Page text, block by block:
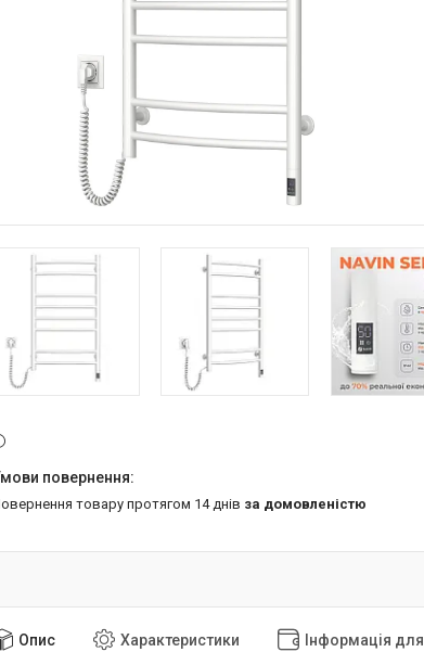
повернення товару протягом 14 днів за домовленістю
Опис Характеристики Інформація